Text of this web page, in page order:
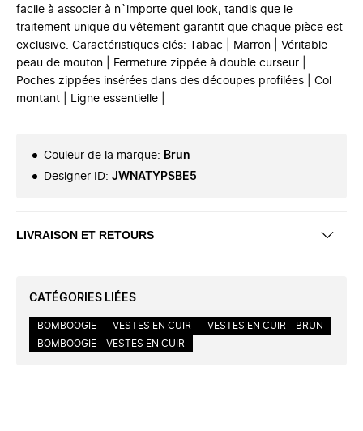
facile à associer à n`importe quel look, tandis que le
traitement unique du vêtement garantit que chaque pièce est
exclusive. Caractéristiques clés: Tabac | Marron | Véritable
peau de mouton | Fermeture zippée à double curseur |
Poches zippées insérées dans des découpes profilées | Col
montant | Ligne essentielle |
Couleur de la marque: Brun
Designer ID: JWNATYPSBE5
LIVRAISON ET RETOURS
CATÉGORIES LIÉES
BOMBOOGIE VESTES EN CUIR
VESTES EN CUIR - BRUN
BOMBOOGIE - VESTES EN CUIR